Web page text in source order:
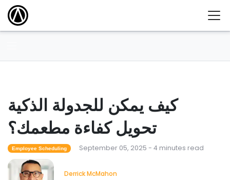
كيف يمكن للجدولة الذكية
تحويل كفاءة مطعمك؟
Employee Scheduling September 05, 2025 - 4 minutes read
Derrick McMahon